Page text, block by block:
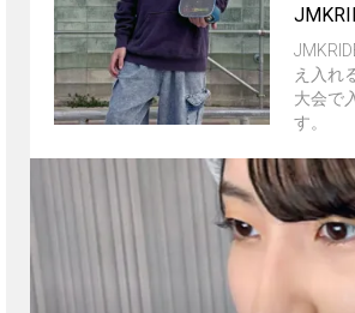
え入れ
大会で
す。